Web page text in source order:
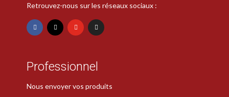
Retrouvez-nous sur les réseaux sociaux :
Professionnel
Nous envoyer vos produits